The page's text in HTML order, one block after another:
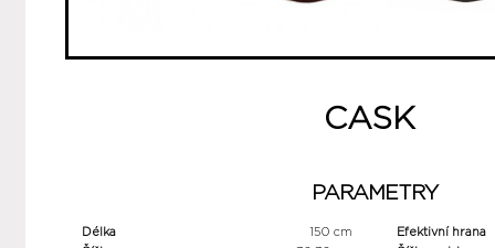
CASK
PARAMETRY
Délka 150 cm Efektivní hrana